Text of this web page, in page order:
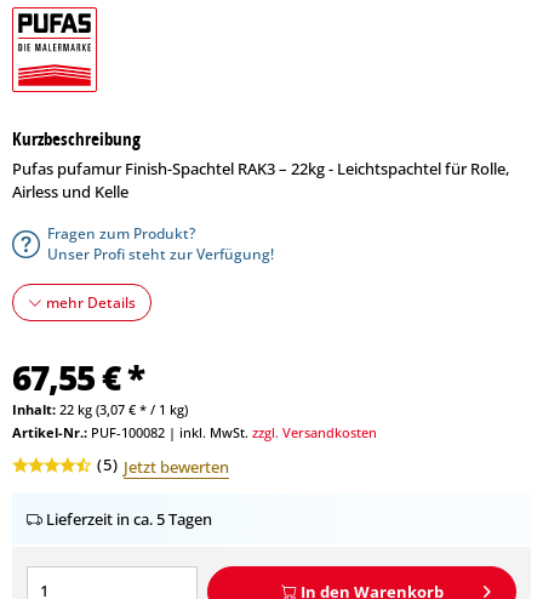
Kurzbeschreibung
Pufas pufamur Finish-Spachtel RAK3 – 22kg - Leichtspachtel für Rolle,
Airless und Kelle
Fragen zum Produkt?
Unser Profi steht zur Verfügung!
mehr Details
67,55 € *
Inhalt: 22 kg (3,07 € * / 1 kg)
Artikel-Nr.: PUF-100082 | inkl. MwSt. zzgl. Versandkosten
(5) Jetzt bewerten
Lieferzeit in ca. 5 Tagen
In den Warenkorb